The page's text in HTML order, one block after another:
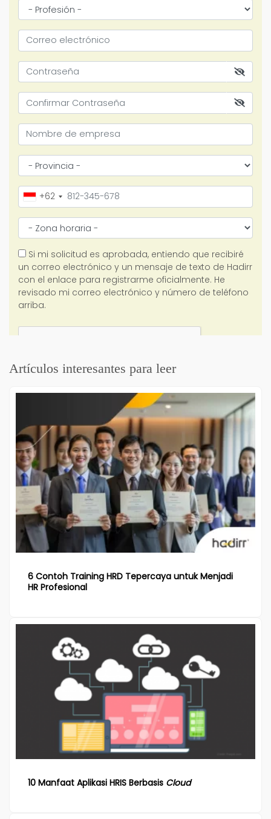
Artículos interesantes para leer
6 Contoh Training HRD Tepercaya untuk Menjadi
HR Profesional
10 Manfaat Aplikasi HRIS Berbasis Cloud